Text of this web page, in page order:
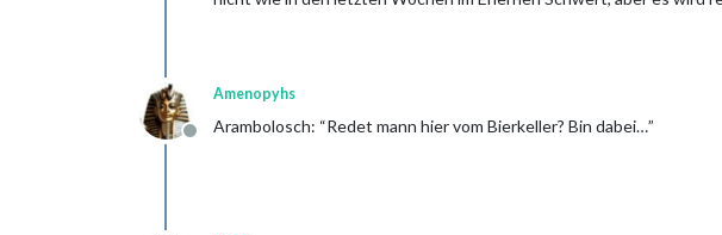
Offline
Amenopyhs
Arambolosch: “Redet mann hier vom Bierkeller? Bin dabei…”